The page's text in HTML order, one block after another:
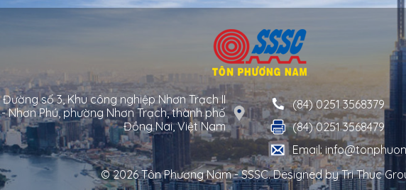
Đường số 3, Khu công nghiệp Nhơn Trạch II
- Nhơn Phú, phường Nhơn Trạch, thành phố
Đồng Nai, Việt Nam
(84) 0251 3568379
(84) 0251 3568479
Email:
© 2026 Tôn Phương Nam - SSSC. Designed byTri Thuc